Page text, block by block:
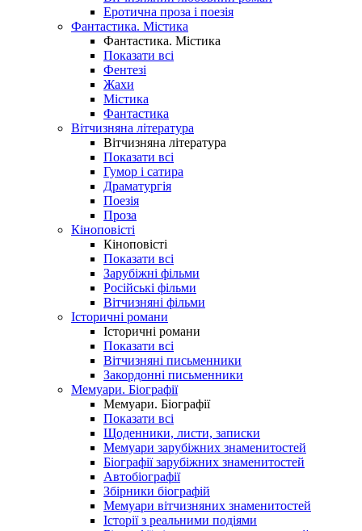
Еротична проза і поезія
Фантастика. Містика
Фантастика. Містика
Показати всі
Фентезі
Жахи
Містика
Фантастика
Вітчизняна література
Вітчизняна література
Показати всі
Гумор і сатира
Драматургія
Поезія
Проза
Кіноповісті
Кіноповісті
Показати всі
Зарубіжні фільми
Російські фільми
Вітчизняні фільми
Історичні романи
Історичні романи
Показати всі
Вітчизняні письменники
Закордонні письменники
Мемуари. Біографії
Мемуари. Біографії
Показати всі
Щоденники, листи, записки
Мемуари зарубіжних знаменитостей
Біографії зарубіжних знаменитостей
Автобіографії
Збірники біографій
Мемуари вітчизняних знаменитостей
Історії з реальними подіями